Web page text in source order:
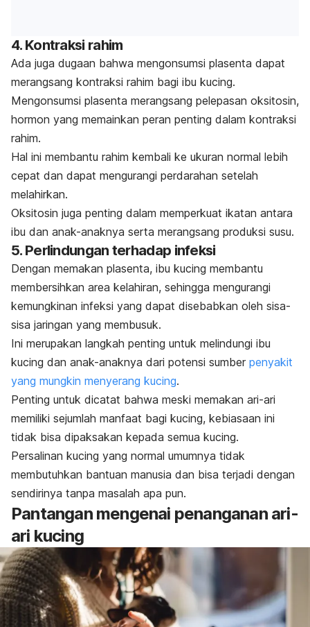
4. Kontraksi rahim
Ada juga dugaan bahwa mengonsumsi plasenta dapat
merangsang kontraksi rahim bagi ibu kucing.
Mengonsumsi plasenta merangsang pelepasan oksitosin,
hormon yang memainkan peran penting dalam kontraksi
rahim.
Hal ini membantu rahim kembali ke ukuran normal lebih
cepat dan dapat mengurangi perdarahan setelah
melahirkan.
Oksitosin juga penting dalam memperkuat ikatan antara
ibu dan anak-anaknya serta merangsang produksi susu.
5. Perlindungan terhadap infeksi
Dengan memakan plasenta, ibu kucing membantu
membersihkan area kelahiran, sehingga mengurangi
kemungkinan infeksi yang dapat disebabkan oleh sisa-
sisa jaringan yang membusuk.
Ini merupakan langkah penting untuk melindungi ibu
kucing dan anak-anaknya dari potensi sumber penyakit
yang mungkin menyerang kucing.
Penting untuk dicatat bahwa meski memakan ari-ari
memiliki sejumlah manfaat bagi kucing, kebiasaan ini
tidak bisa dipaksakan kepada semua kucing.
Persalinan kucing yang normal umumnya tidak
membutuhkan bantuan manusia dan bisa terjadi dengan
sendirinya tanpa masalah apa pun.
Pantangan mengenai penanganan ari-
ari kucing